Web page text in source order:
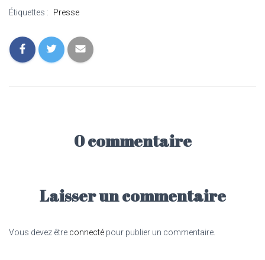
Étiquettes : Presse
0 commentaire
Laisser un commentaire
Vous devez être connecté pour publier un commentaire.